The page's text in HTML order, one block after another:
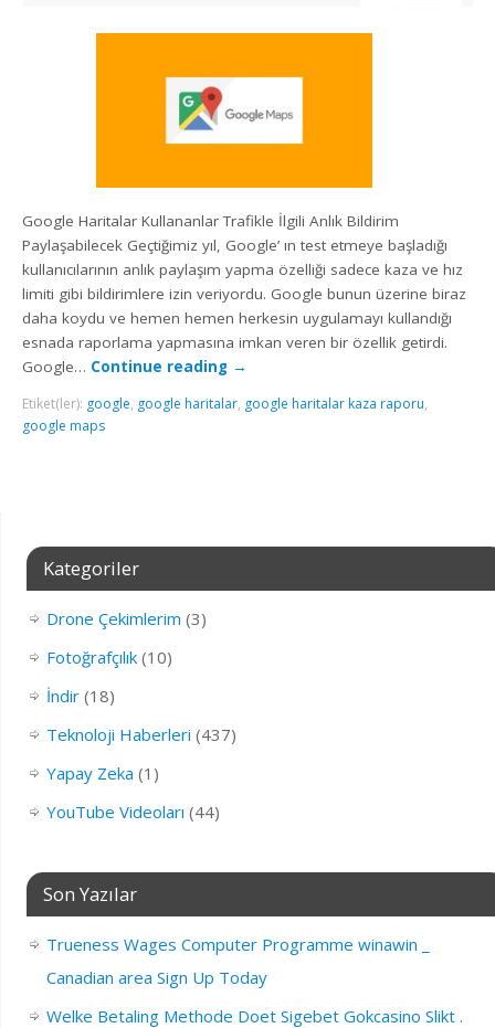
Google Haritalar Kullananlar Trafikle İlgili Anlık Bildirim
Paylaşabilecek Geçtiğimiz yıl, Google’ ın test etmeye başladığı
kullanıcılarının anlık paylaşım yapma özelliği sadece kaza ve hız
limiti gibi bildirimlere izin veriyordu. Google bunun üzerine biraz
daha koydu ve hemen hemen herkesin uygulamayı kullandığı
esnada raporlama yapmasına imkan veren bir özellik getirdi.
Google… Continue reading →
Etiket(ler): google, google haritalar, google haritalar kaza raporu,
google maps
Kategoriler
Drone Çekimlerim (3)
Fotoğrafçılık(10)
İndir(18)
Teknoloji Haberleri (437)
Yapay Zeka (1)
YouTube Videoları (44)
Son Yazılar
Trueness Wages Computer Programme winawin _
Canadian area Sign Up Today
Welke Betaling Methode Doet Sigebet Gokcasino Slikt .